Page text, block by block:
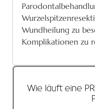
Wundheilung zu
Komplikationen zu
Wie läuft eine